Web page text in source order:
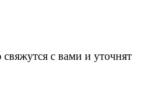
с вами и уточнят